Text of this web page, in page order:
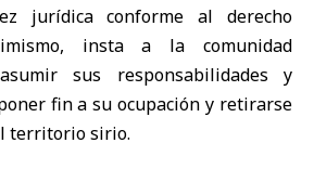
jurídica conforme al derecho
insta a la comunidad
sus responsabilidades y
fin a su ocupación y retirarse
territorio sirio.